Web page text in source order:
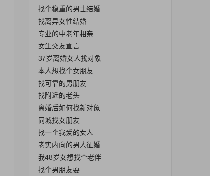
找个稳重的男士结婚
找离异女性结婚
专业的中老年相亲
女生交友宣言
37岁离婚女人找对象
本人想找个女朋友
找可靠的男朋友
找附近的老头
离婚后如何找新对象
同城找女朋友
找一个我爱的女人
老实内向的男人征婚
我48岁女想找个老伴
找个男朋友耍